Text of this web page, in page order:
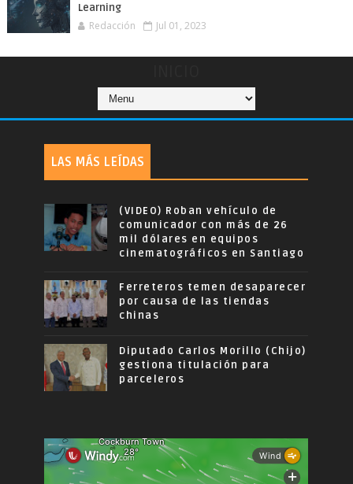
Learning
Redacción Jul 01, 2023
LAS MÁS LEÍDAS
(VIDEO) Roban vehículo de
comunicador con más de 26
mil dólares en equipos
cinematográficos en Santiago
Ferreteros temen desaparecer
por causa de las tiendas
chinas
Diputado Carlos Morillo (Chijo)
gestiona titulación para
parceleros